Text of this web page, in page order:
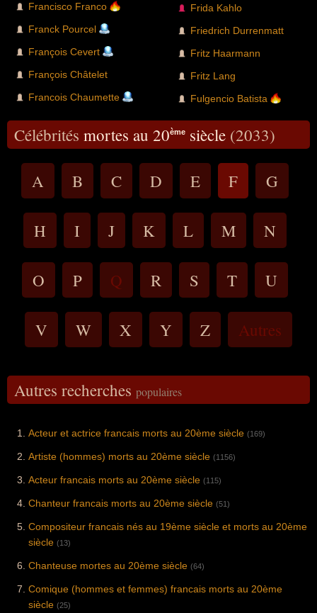
Francisco Franco
Franck Pourcel
François Cevert
François Châtelet
Francois Chaumette
Frida Kahlo
Friedrich Durrenmatt
Fritz Haarmann
Fritz Lang
Fulgencio Batista
Célébrités mortes au 20ème siècle (2033)
A B C D E F G
H I J K L M N
O P Q R S T U
V W X Y Z Autres
Autres recherches populaires
Acteur et actrice francais morts au 20ème siècle (169)
Artiste (hommes) morts au 20ème siècle (1156)
Acteur francais morts au 20ème siècle (115)
Chanteur francais morts au 20ème siècle (51)
Compositeur francais nés au 19ème siècle et morts au 20ème
siècle (13)
Chanteuse mortes au 20ème siècle (64)
Comique (hommes et femmes) francais morts au 20ème
siècle (25)